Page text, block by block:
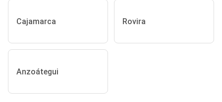
Cajamarca Rovira
Anzoátegui